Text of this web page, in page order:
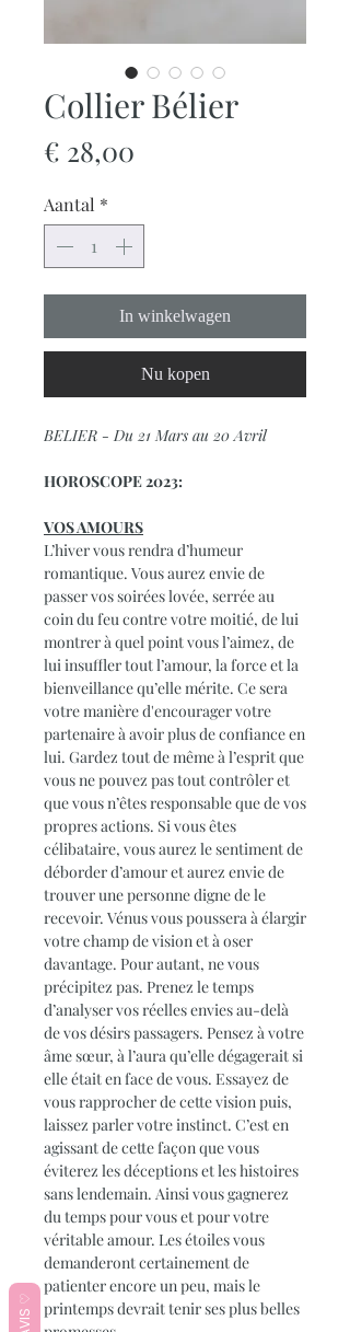
Collier Bélier
€ 28,00
Aantal *
In winkelwagen
Nu kopen
BELIER - Du 21 Mars au 20 Avril
HOROSCOPE 2023:
VOS AMOURS
L’hiver vous rendra d’humeur
romantique. Vous aurez envie de
passer vos soirées lovée, serrée au
coin du feu contre votre moitié, de lui
montrer à quel point vous l’aimez, de
lui insuffler tout l’amour, la force et la
bienveillance qu’elle mérite. Ce sera
votre manière d'encourager votre
partenaire à avoir plus de confiance en
lui. Gardez tout de même à l’esprit que
vous ne pouvez pas tout contrôler et
que vous n’êtes responsable que de vos
propres actions. Si vous êtes
célibataire, vous aurez le sentiment de
déborder d’amour et aurez envie de
trouver une personne digne de le
recevoir. Vénus vous poussera à élargir
votre champ de vision et à oser
davantage. Pour autant, ne vous
précipitez pas. Prenez le temps
d’analyser vos réelles envies au-delà
de vos désirs passagers. Pensez à votre
âme sœur, à l’aura qu’elle dégagerait si
elle était en face de vous. Essayez de
vous rapprocher de cette vision puis,
laissez parler votre instinct. C’est en
agissant de cette façon que vous
éviterez les déceptions et les histoires
sans lendemain. Ainsi vous gagnerez
du temps pour vous et pour votre
véritable amour. Les étoiles vous
demanderont certainement de
patienter encore un peu, mais le
printemps devrait tenir ses plus belles